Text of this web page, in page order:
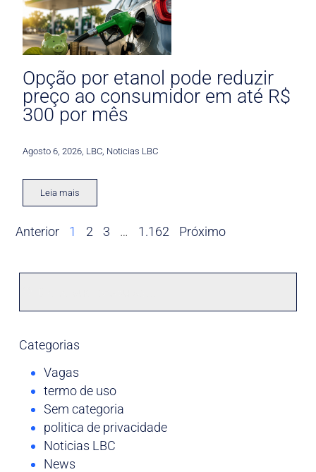
Opção por etanol pode reduzir
preço ao consumidor em até R$
300 por mês
Agosto 6, 2026 LBC Noticias LBC
Leia mais
Anterior 1 2 3 … 1.162 Próximo
Categorias
Vagas
termo de uso
Sem categoria
politica de privacidade
Noticias LBC
News